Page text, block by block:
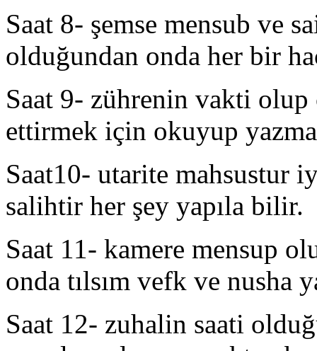
Saat 8- şemse mensub ve
olduğundan onda her bir
Saat 9- zührenin vakti
ettirmek için okuyup
Saat10- utarite mahsustur
salihtir her şey yapıla bilir.
Saat 11- kamere mensup
onda tılsım vefk ve nusha
Saat 12- zuhalin saati